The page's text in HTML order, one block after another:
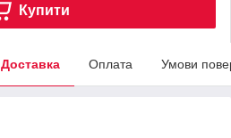
Купити
Доставка Оплата Умови